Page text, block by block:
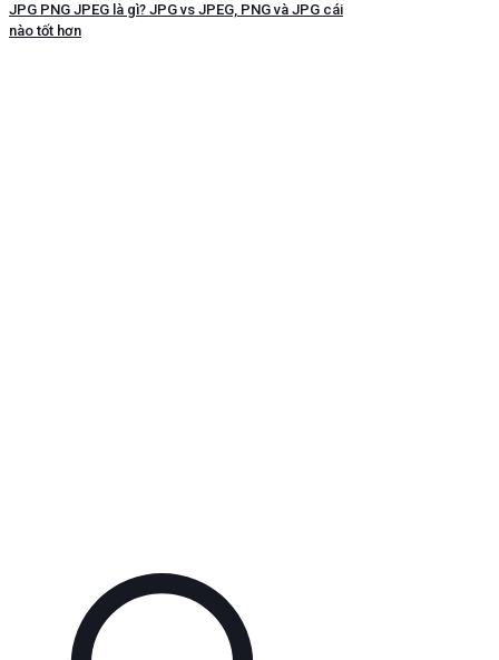
JPG PNG JPEG là gì? JPG vs JPEG, PNG và JPG cái
nào tốt hơn